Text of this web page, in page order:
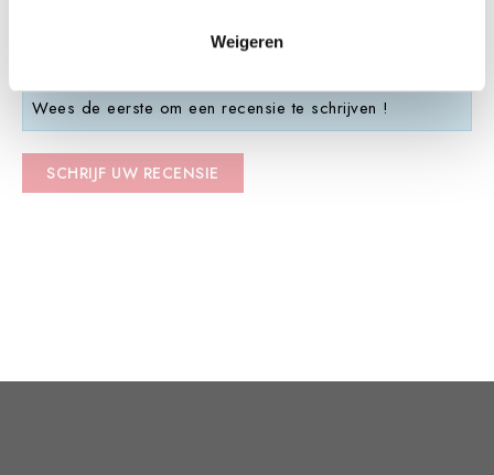
Weigeren
Beoordelingen
Wees de eerste om een recensie te schrijven !
SCHRIJF UW RECENSIE